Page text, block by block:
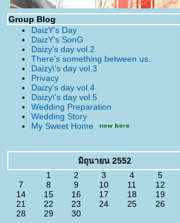
Group Blog
DaizY's Day
DaizY's SonG
Daizy's day vol.2
There's something between us..
Daizy\'s day vol.3
Privacy
Daizy's day vol.4
Daizy\'s day vol.5
Wedding Preparation
Wedding Story
My Sweet Home
มิถุนายน 2552
1
2 3 4 5
7
8 9 10 11 12
14
15 16 17 18 19
21
22 23 24 25 26
28
29 30